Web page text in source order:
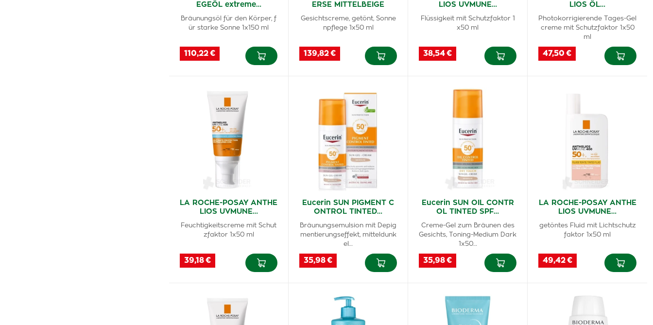
EGEÖL extreme…
Bräunungsöl für den Körper, f
ür starke Sonne 1x150 ml
110,22 €
ERSE MITTELBEIGE
Gesichtscreme, getönt, Sonne
npflege 1x50 ml
139,82 €
LIOS UVMUNE…
Flüssigkeit mit Schutzfaktor 1
x50 ml
38,54 €
LIOS ÖL…
Photokorrigierende Tages-Gel
creme mit Schutzfaktor 1x50
ml
47,50 €
LA ROCHE-POSAY ANTHE
LIOS UVMUNE…
Feuchtigkeitscreme mit Schut
zfaktor 1x50 ml
39,18 €
Eucerin SUN PIGMENT C
ONTROL TINTED…
Bräunungsemulsion mit Depig
mentierungseffekt, mitteldunk
el…
35,98 €
Eucerin SUN OIL CONTR
OL TINTED SPF…
Creme-Gel zum Bräunen des
Gesichts, Toning-Medium Dark
1x50…
35,98 €
LA ROCHE-POSAY ANTHE
LIOS UVMUNE…
getöntes Fluid mit Lichtschutz
faktor 1x50 ml
49,42 €